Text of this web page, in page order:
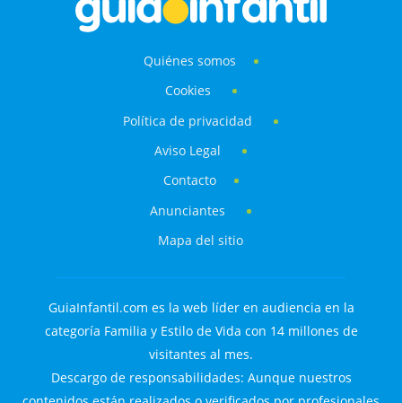
Quiénes somos
Cookies
Política de privacidad
Aviso Legal
Contacto
Anunciantes
Mapa del sitio
GuiaInfantil.com es la web líder en audiencia en la
categoría Familia y Estilo de Vida con 14 millones de
visitantes al mes.
Descargo de responsabilidades: Aunque nuestros